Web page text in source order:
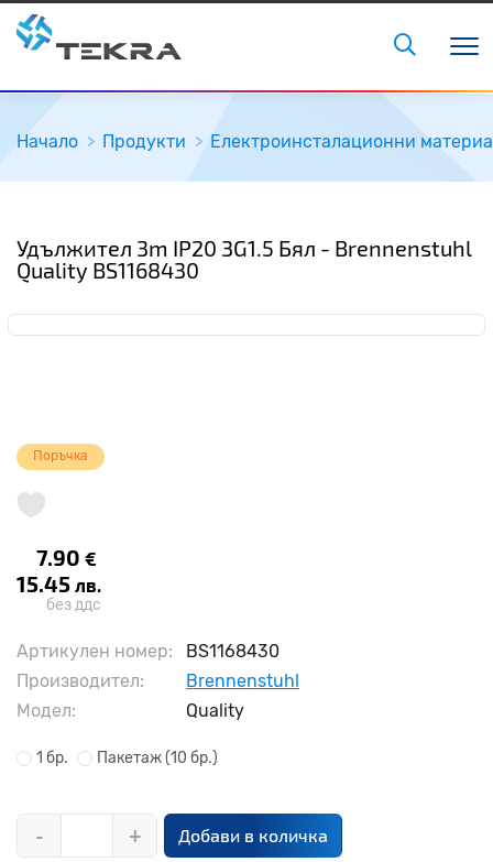
Начало Продукти Електроинсталационни
Удължител 3m IP20 3G1.5 Бял - Brennenstuhl
Quality BS1168430
Поръчка
7.90 €
15.45 лв.
без ддс
Артикулен номер:
BS1168430
Производител:
Brennenstuhl
Модел:
Quality
1 бр. Пакетаж(10 бр.)
- + Добави в количка